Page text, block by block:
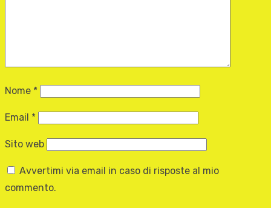
Nome *
Email *
Sito web
Avvertimi via email in caso di risposte al mio
commento.